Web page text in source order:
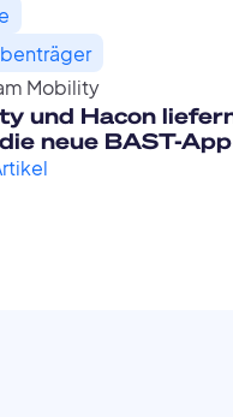
Mobility
und Hacon
neue BAST-App